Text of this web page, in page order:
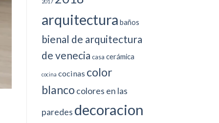
arquitectura baños
bienal de arquitectura
de venecia casa cerámica
cocina cocinas color
blanco colores en las
paredes decoracion